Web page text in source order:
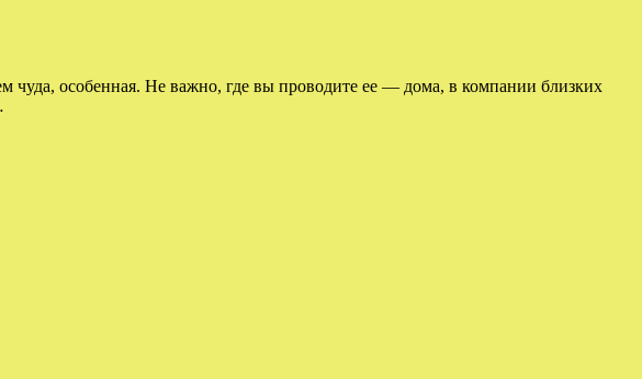
чуда, особенная. Не важно, где вы проводите ее — дома, в компании близких